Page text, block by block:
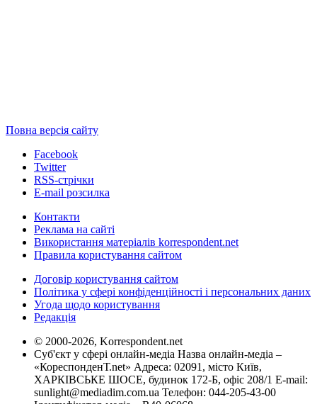
Повна версія сайту
Facebook
Twitter
RSS-стрічки
E-mail розсилка
Контакти
Реклама на сайті
Використання матеріалів korrespondent.net
Правила користування сайтом
Договір користування сайтом
Політика у сфері конфіденційності і персональних даних
Угода щодо користування
Редакція
© 2000-2026, Korrespondent.net
Суб'єкт у сфері онлайн-медіа Назва онлайн-медіа –
«КореспонденТ.net» Адреса: 02091, місто Київ,
ХАРКІВСЬКЕ ШОСЕ, будинок 172-Б, офіс 208/1 E-mail:
sunlight@mediadim.com.ua Телефон: 044-205-43-00